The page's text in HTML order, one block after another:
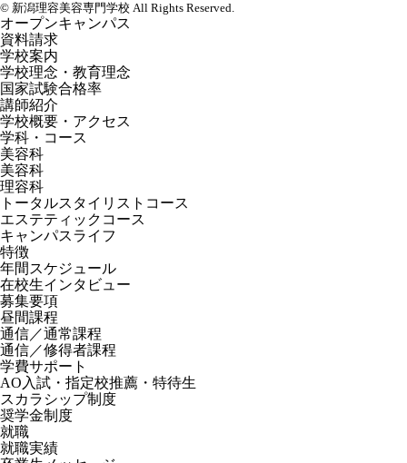
© 新潟理容美容専門学校 All Rights Reserved.
オープンキャンパス
資料請求
学校案内
学校理念・教育理念
国家試験合格率
講師紹介
学校概要・アクセス
学科・コース
美容科
美容科
理容科
トータルスタイリストコース
エステティックコース
キャンパスライフ
特徴
年間スケジュール
在校生インタビュー
募集要項
昼間課程
通信／通常課程
通信／修得者課程
学費サポート
AO入試・指定校推薦・特待生
スカラシップ制度
奨学金制度
就職
就職実績